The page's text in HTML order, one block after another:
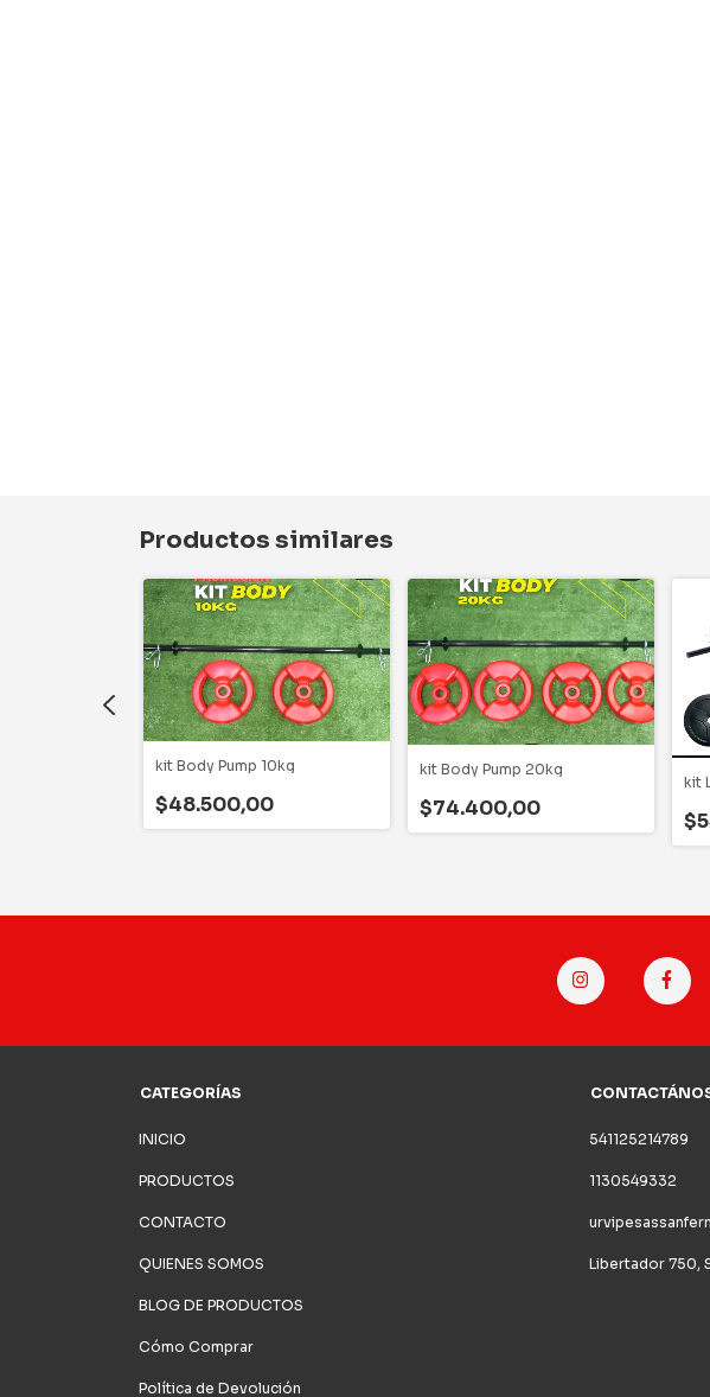
Productos similares
kit Body Pump 10kg
$48.500,00
kit Body Pump 20kg
$74.400,00
kit
CATEGORÍAS
INICIO
PRODUCTOS
CONTACTO
QUIENES SOMOS
BLOG DE PRODUCTOS
Cómo Comprar
Política de Devolución
541125214789
1130549332
Libertador 750,